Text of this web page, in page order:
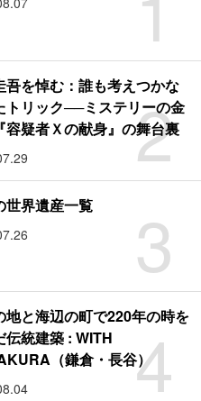
2
吾を悼む：誰も考えつかな
トリック──ミステリーの金
容疑者Ｘの献身』の舞台裏
3
世界遺産一覧
4
地と海辺の町で220年の時を
伝統建築 : WITH
（鎌倉・長谷）